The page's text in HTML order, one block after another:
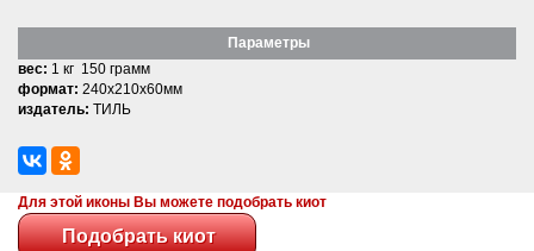
Параметры
вес: 1 кг 150 грамм
формат: 240x210x60мм
издатель: ТИЛЬ
Для этой иконы Вы можете подобрать киот